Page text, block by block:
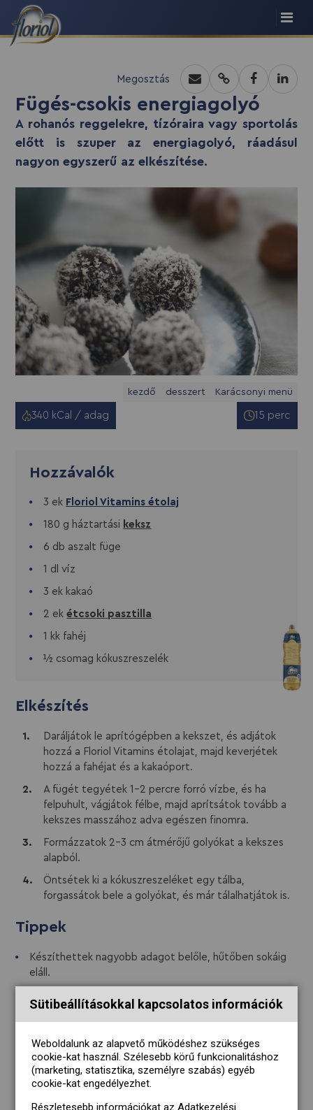
recept script
Megosztás
Fügés-csokis energiagolyó
A rohanós reggelekre, tízóraira vagy sportolás
előtt is szuper az energiagolyó, ráadásul
nagyon egyszerű az elkészítése.
340 kCal / adag 15 perc
Hozzávalók
3 ek Floriol Vitamins étolaj
180 g háztartási keksz
6 db aszalt füge
1 dl víz
3 ek kakaó
2 ekétcsoki pasztilla
1 kk fahéj
½ csomag kókuszreszelék
kezdő desszert Karácsonyi menü
Elkészítés
Daráljátok le aprítógépben a kekszet, és adjátok
hozzá a Floriol Vitamins étolajat, majd keverjétek
hozzá a fahéjat és a kakaóport.
A fügét tegyétek 1-2 percre forró vízbe, és ha
felpuhult, vágjátok félbe, majd aprítsátok tovább a
kekszes masszához adva egészen finomra.
Formázzatok 2-3 cm átmérőjű golyókat a kekszes
alapból.
Öntsétek ki a kókuszreszeléket egy tálba,
forgassátok bele a golyókat, és már tálalhatjátok is.
Tippek
Készíthettek nagyobb adagot belőle, hűtőben sokáig
eláll.
amiket szerettek.
Allergének
Sütibeállításokkal kapcsolatos információk
Weboldalunk az alapvető működéshez szükséges
cookie-kat használ. Szélesebb körű funkcionalitáshoz
(marketing, statisztika, személyre szabás) egyéb
cookie-kat engedélyezhet.
Részletesebb információkat az Adatkezelési